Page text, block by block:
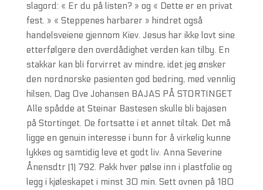
slagord: « Er du på listen? » og « Dette er en privat
fest. » « Steppenes harbarer » hindret også
handelsveiene gjennom Kiev. Jesus har ikke lovt sine
etterfølgere den overdådighet verden kan tilby. En
stakkar kan bli forvirret av mindre, idet jeg ønsker
den nordnorske pasienten god bedring, med vennlig
hilsen, Dag Ove Johansen BAJAS PÅ STORTINGET
Alle spådde at Steinar Bastesen skulle bli bajasen
på Stortinget. De fortsatte i et annet tiltak. Det må
ligge en genuin interesse i bunn for å virkelig kunne
lykkes og samtidig leve et godt liv. Anna Severine
Ånensdtr (1) 792. Pakk hver pølse inn i plastfolie og
legg i kjøleskapet i minst 30 min. Sett ovnen på 180